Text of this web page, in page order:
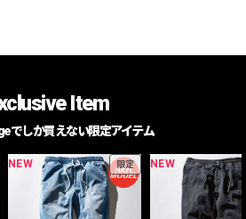
Item
でしか買えない限定アイテム
NEW 限定 NEW